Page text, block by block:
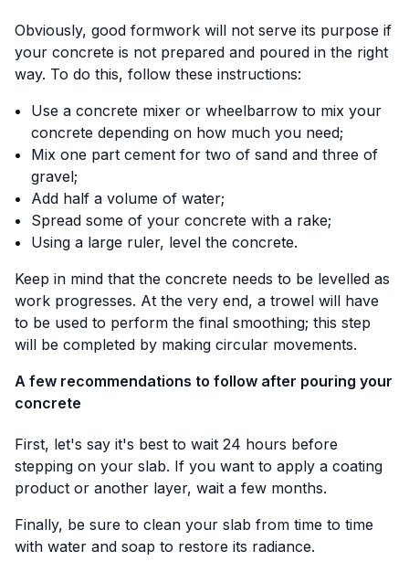
Obviously, good formwork will not serve its purpose if
your concrete is not prepared and poured in the right
way. To do this, follow these instructions:
Use a concrete mixer or wheelbarrow to mix your
concrete depending on how much you need;
Mix one part cement for two of sand and three of
gravel;
Add half a volume of water;
Spread some of your concrete with a rake;
Using a large ruler, level the concrete.
Keep in mind that the concrete needs to be levelled as
work progresses. At the very end, a trowel will have
to be used to perform the final smoothing; this step
will be completed by making circular movements.
A few recommendations to follow after pouring your
concrete
First, let's say it's best to wait 24 hours before
stepping on your slab. If you want to apply a coating
product or another layer, wait a few months.
Finally, be sure to clean your slab from time to time
with water and soap to restore its radiance.